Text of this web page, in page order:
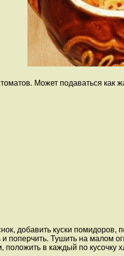
Может подаваться как
добавить куски помидоров,
и поперчить. Тушить на малом
положить в каждый по кусочку